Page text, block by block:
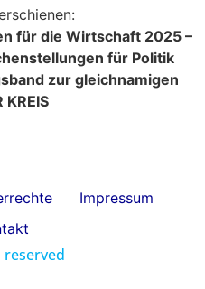
für die Wirtschaft 2025 –
für Politik
zur gleichnamigen
Impressum